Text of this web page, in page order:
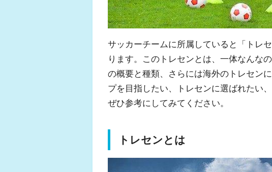
サッカーチームに所属していると「トレ
ります。このトレセンとは、一体なんな
の概要と種類、さらには海外のトレセン
プを目指したい、トレセンに選ばれたい
ぜひ参考にしてみてください。
トレセンとは